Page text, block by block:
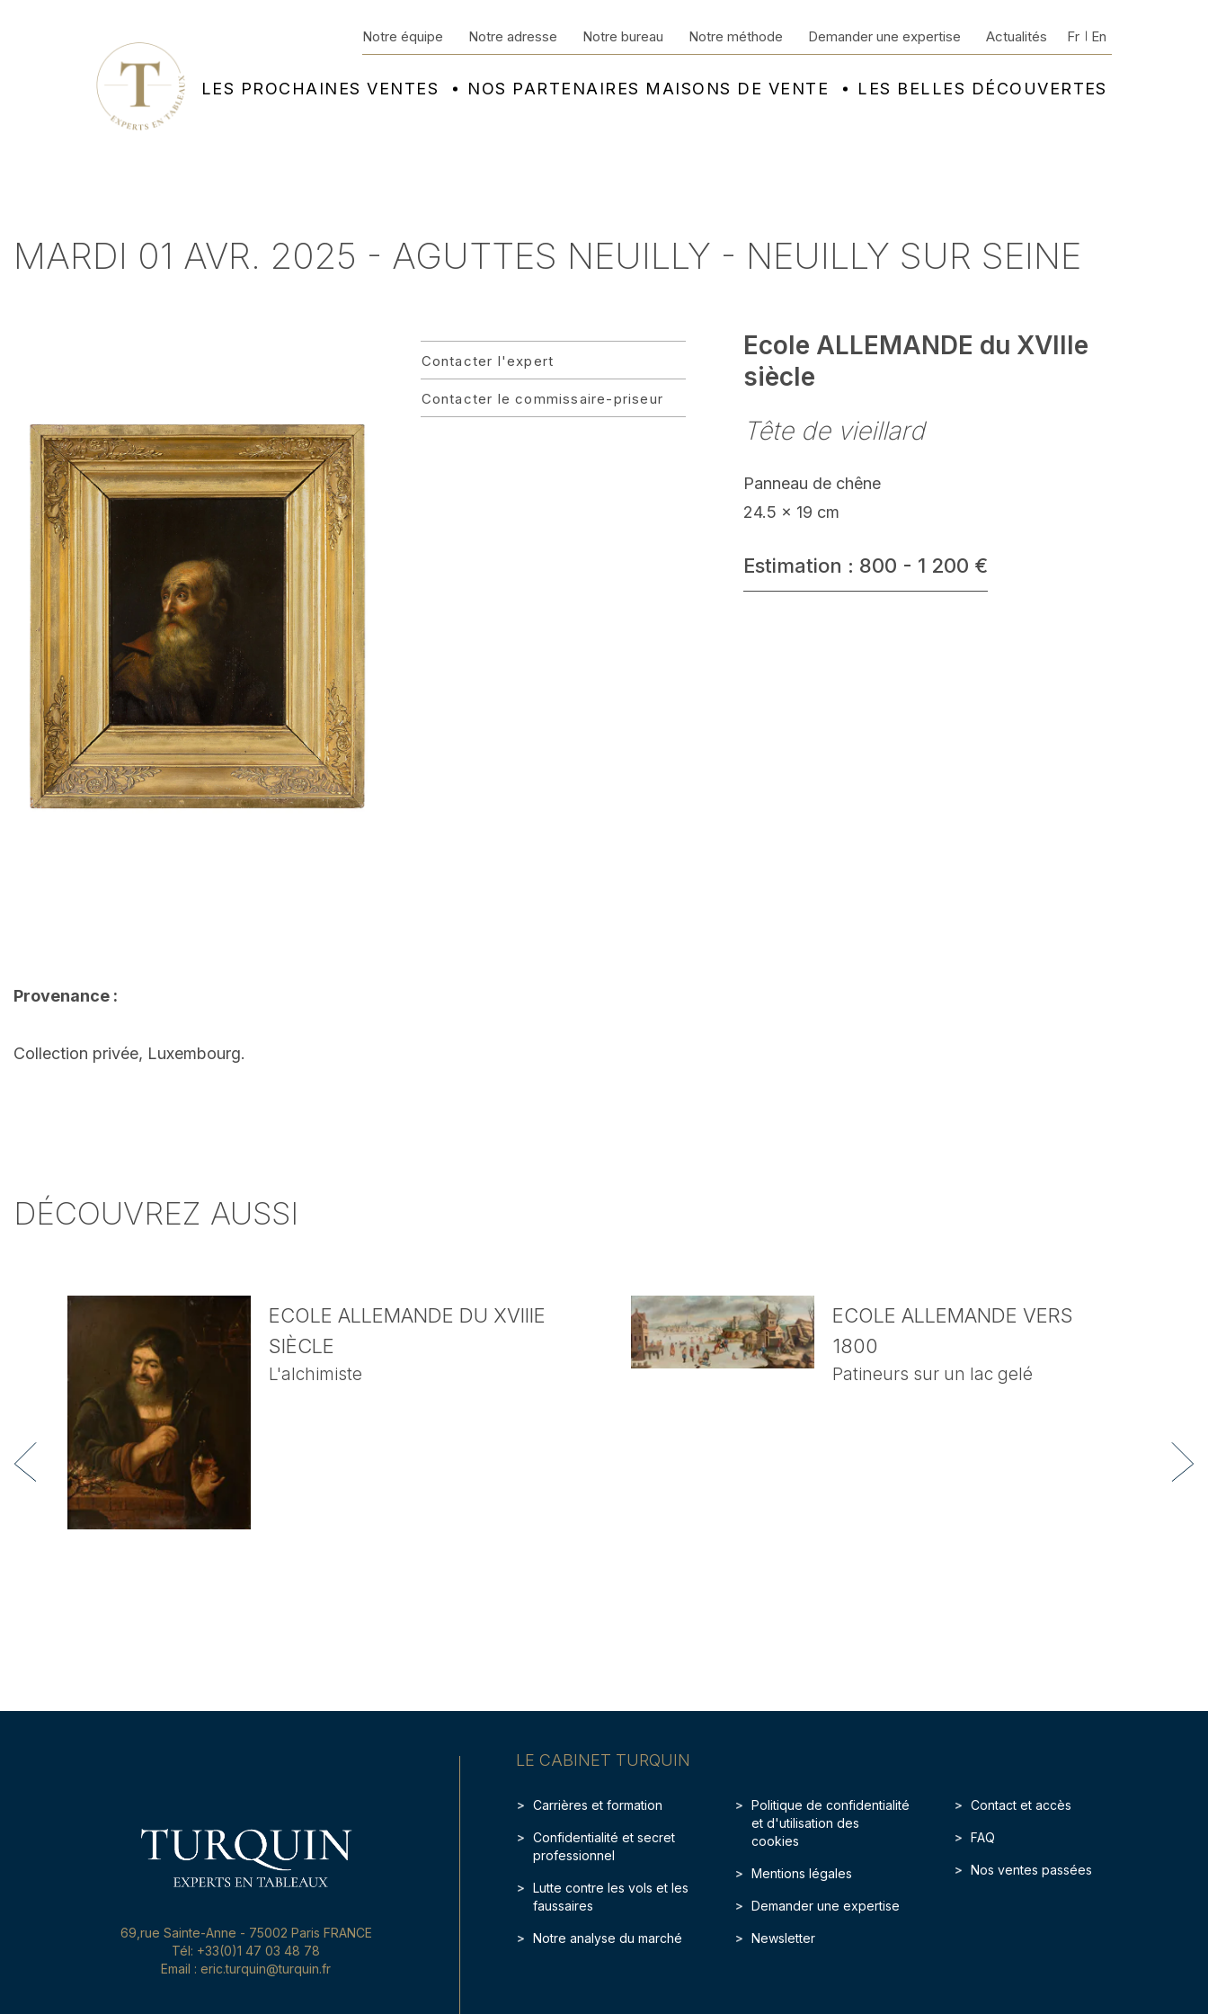
LES PROCHAINES VENTES NOS PARTENAIRES MAISONS DE VENTE LES BELLES DÉCOUVERTES
Notre équipe Notre adresse Notre bureau Notre méthode Demander une expertise Actualités Fr En
MARDI 01 AVR. 2025 - AGUTTES NEUILLY - NEUILLY SUR SEINE
Contacter l'expert
Contacter le commissaire-priseur
Ecole ALLEMANDE du XVIIIe
siècle
Tête de vieillard
Panneau de chêne
24.5 x 19 cm
Estimation : 800 - 1 200 €
Provenance :
Collection privée, Luxembourg.
DÉCOUVREZ AUSSI
ECOLE ALLEMANDE DU XVIIIE
SIÈCLE
L'alchimiste
ECOLE ALLEMANDE VERS
1800
Patineurs sur un lac gelé
LE CABINET TURQUIN
Carrières et formation
Confidentialité et secret
professionnel
Lutte contre les vols et les
faussaires
Notre analyse du marché
Politique de confidentialité
et d'utilisation des
cookies
Mentions légales
Demander une expertise
Newsletter
Contact et accès
FAQ
Nos ventes passées
69,rue Sainte-Anne - 75002 Paris FRANCE
Tél: +33(0)1 47 03 48 78
Email : eric.turquin@turquin.fr